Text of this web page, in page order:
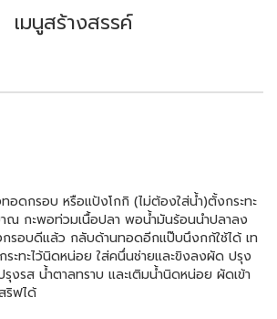
เมนูสร้างสรรค์
อดกรอบ หรือแป้งโกกิ (ไม่ต้องใส่น้ำ)ตั้งกระทะ
ณ กะพอท่วมเนื้อปลา พอน้ำมันร้อนนำปลาลง
รอบดีแล้ว กลับด้านทอดอีกแป๊บนึงกก้ใช้ได้ เท
ะทะไว้นิดหน่อย ใส่คนึ่นช่ายและขิงลงผัด ปรุง
งรส น้ำตาลทราบ และเติมน้ำนิดหน่อย ผัดเข้า
ริฟได้